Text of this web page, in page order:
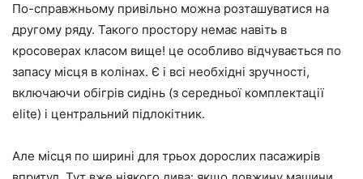
По-справжньому привільно можна розташуватися на
другому ряду. Такого простору немає навіть в
кросоверах класом вище! це особливо відчувається по
запасу місця в колінах. Є і всі необхідні зручності,
включаючи обігрів сидінь (з середньої комплектації
elite) і центральний підлокітник.
Але місця по ширині для трьох дорослих пасажирів